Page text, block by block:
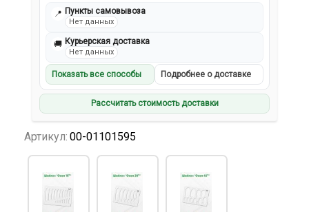
📍 Пункты самовывоза
Нет данных
🚚 Курьерская доставка
Нет данных
Показать все способы Подробнее о доставке
Рассчитать стоимость доставки
Артикул: 00-01101595